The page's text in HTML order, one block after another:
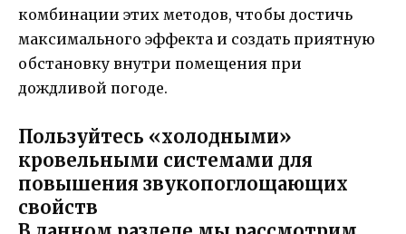
комбинации этих методов, чтобы достичь
максимального эффекта и создать приятную
обстановку внутри помещения при
дождливой погоде.
Пользуйтесь «холодными»
кровельными системами для
повышения звукопоглощающих
свойств